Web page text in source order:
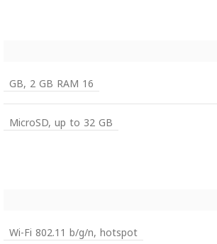
16 GB, 2 GB RAM
MicroSD, up to 32 GB
Wi-Fi 802.11 b/g/n, hotspot